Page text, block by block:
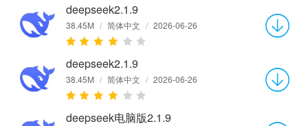
deepseek2.1.9
38.45M / 简体中文 / 2026-06-26
deepseek2.1.9
38.45M / 简体中文 / 2026-06-26
deepseek电脑版2.1.9